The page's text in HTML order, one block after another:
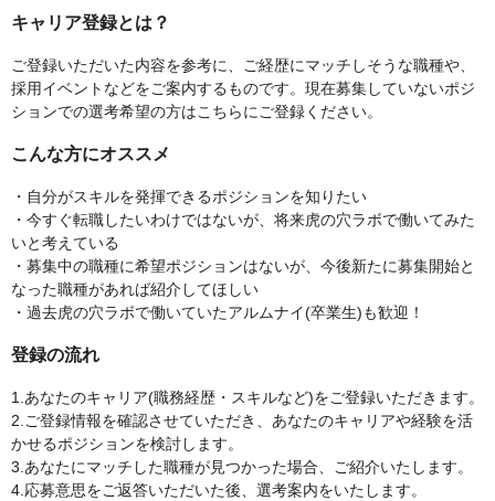
キャリア登録とは？
ご登録いただいた内容を参考に、ご経歴にマッチしそうな職種や、
採用イベントなどをご案内するものです。現在募集していないポジ
ションでの選考希望の方はこちらにご登録ください。
こんな方にオススメ
・自分がスキルを発揮できるポジションを知りたい
・今すぐ転職したいわけではないが、将来虎の穴ラボで働いてみた
いと考えている
・募集中の職種に希望ポジションはないが、今後新たに募集開始と
なった職種があれば紹介してほしい
・過去虎の穴ラボで働いていたアルムナイ(卒業生)も歓迎！
登録の流れ
1.あなたのキャリア(職務経歴・スキルなど)をご登録いただきます。
2.ご登録情報を確認させていただき、あなたのキャリアや経験を活
かせるポジションを検討します。
3.あなたにマッチした職種が見つかった場合、ご紹介いたします。
4.応募意思をご返答いただいた後、選考案内をいたします。